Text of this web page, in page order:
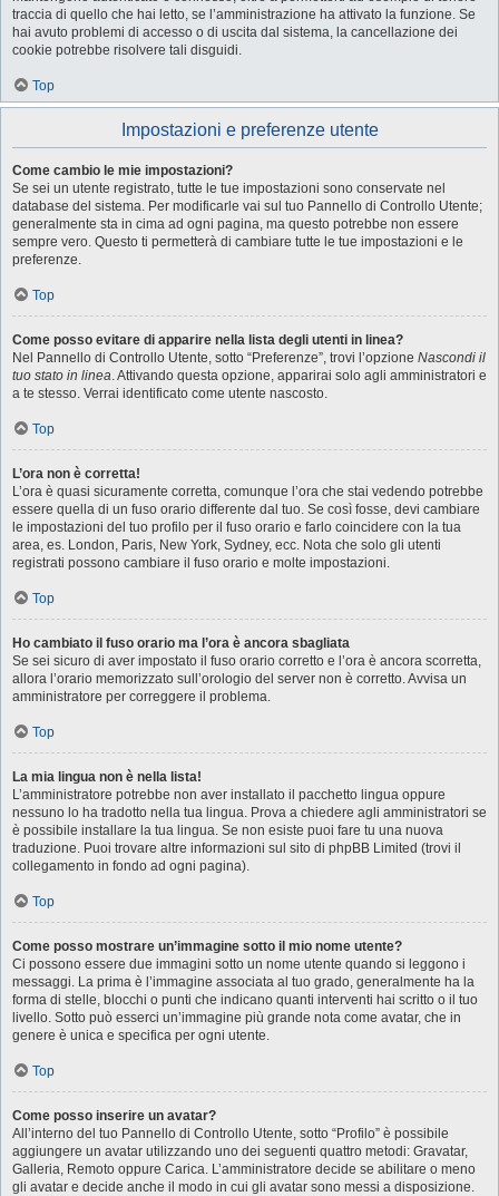
traccia di quello che hai letto, se l’amministrazione ha attivato la funzione. Se
hai avuto problemi di accesso o di uscita dal sistema, la cancellazione dei
cookie potrebbe risolvere tali disguidi.
Top
Impostazioni e preferenze utente
Come cambio le mie impostazioni?
Se sei un utente registrato, tutte le tue impostazioni sono conservate nel
database del sistema. Per modificarle vai sul tuo Pannello di Controllo Utente;
generalmente sta in cima ad ogni pagina, ma questo potrebbe non essere
sempre vero. Questo ti permetterà di cambiare tutte le tue impostazioni e le
preferenze.
Top
Come posso evitare di apparire nella lista degli utenti in linea?
Nel Pannello di Controllo Utente, sotto “Preferenze”, trovi l’opzione Nascondi il
tuo stato in linea. Attivando questa opzione, apparirai solo agli amministratori e
a te stesso. Verrai identificato come utente nascosto.
Top
L’ora non è corretta!
L’ora è quasi sicuramente corretta, comunque l’ora che stai vedendo potrebbe
essere quella di un fuso orario differente dal tuo. Se così fosse, devi cambiare
le impostazioni del tuo profilo per il fuso orario e farlo coincidere con la tua
area, es. London, Paris, New York, Sydney, ecc. Nota che solo gli utenti
registrati possono cambiare il fuso orario e molte impostazioni.
Top
Ho cambiato il fuso orario ma l’ora è ancora sbagliata
Se sei sicuro di aver impostato il fuso orario corretto e l’ora è ancora scorretta,
allora l’orario memorizzato sull’orologio del server non è corretto. Avvisa un
amministratore per correggere il problema.
Top
La mia lingua non è nella lista!
L’amministratore potrebbe non aver installato il pacchetto lingua oppure
nessuno lo ha tradotto nella tua lingua. Prova a chiedere agli amministratori se
è possibile installare la tua lingua. Se non esiste puoi fare tu una nuova
traduzione. Puoi trovare altre informazioni sul sito di phpBB Limited (trovi il
collegamento in fondo ad ogni pagina).
Top
Come posso mostrare un’immagine sotto il mio nome utente?
Ci possono essere due immagini sotto un nome utente quando si leggono i
messaggi. La prima è l’immagine associata al tuo grado, generalmente ha la
forma di stelle, blocchi o punti che indicano quanti interventi hai scritto o il tuo
livello. Sotto può esserci un’immagine più grande nota come avatar, che in
genere è unica e specifica per ogni utente.
Top
Come posso inserire un avatar?
All’interno del tuo Pannello di Controllo Utente, sotto “Profilo” è possibile
aggiungere un avatar utilizzando uno dei seguenti quattro metodi: Gravatar,
Galleria, Remoto oppure Carica. L’amministratore decide se abilitare o meno
gli avatar e decide anche il modo in cui gli avatar sono messi a disposizione.